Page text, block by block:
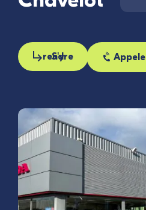
S'y rendre